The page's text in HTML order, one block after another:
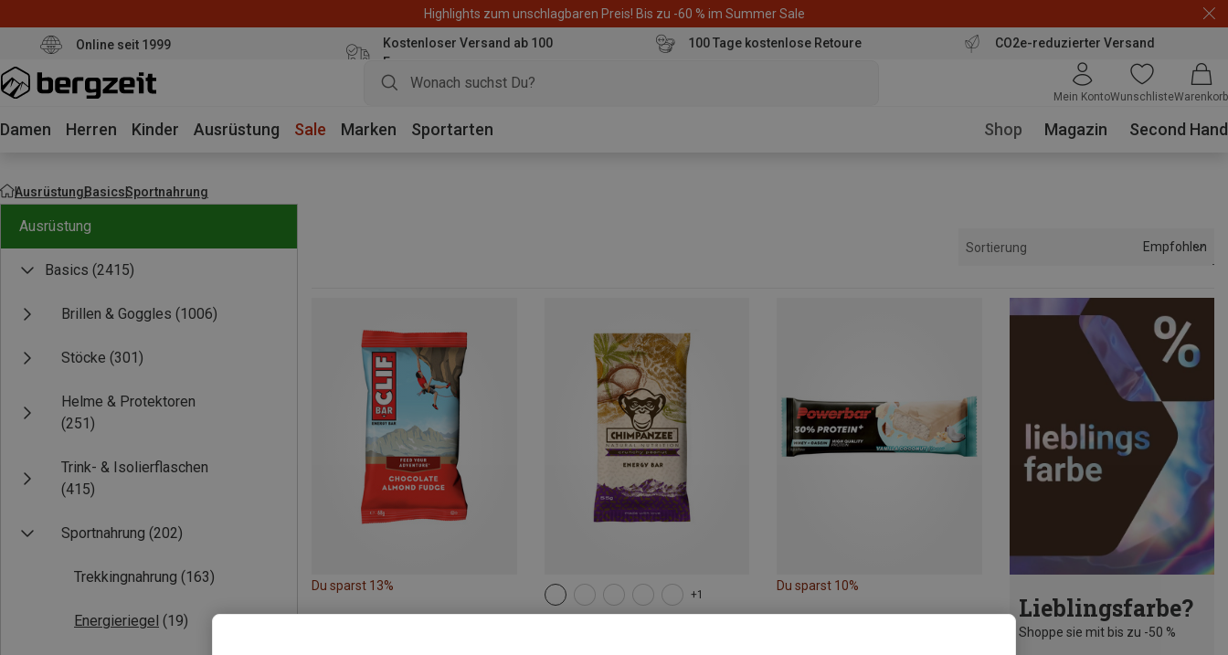
Highlights zum unschlagbaren Preis! Bis zu -60 % im Summer Sale
Online seit 1999
Kostenloser Versand ab 100
Euro
100 Tage kostenlose Retoure CO2e-reduzierter Versand
Mein KontoWunschlisteWarenkorb
Damen Herren Kinder Ausrüstung Sale Marken Sportarten Shop Magazin Second Hand
AusrüstungBasicsSportnahrung
Ausrüstung
Basics (2415)
Brillen & Goggles (1006)
Stöcke (301)
Helme & Protektoren
(251)
Trink- & Isolierflaschen
(415)
Sportnahrung (202)
Trekkingnahrung (163)
Energieriegel (19)
Sortierung Empfohlen
Du sparst 13%
+1
Du sparst 10%
Lieblingsfarbe?
Shoppe sie mit bis zu -50 %